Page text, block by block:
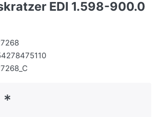
EDI 1.598-900.0
*